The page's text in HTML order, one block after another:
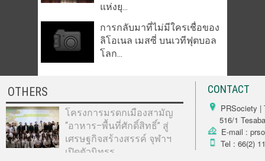
แห่งยุ...
การกลับมาที่ไม่มีใครเชื่อของ
ลิโอเนล เมสซี่ บนเวทีฟุตบอล
โลก...
OTHERS
โครงการมรดกเมืองสามัญ
“อาหาร–พื้นที่ศักดิ์สิทธิ์” สู่
เศรษฐกิจสร้างสรรค์ จุฬาฯ
เปิดตัวนิทรร...
CONTACT
PRSociety |
516/1
E-mail :
Tel : 66(2)